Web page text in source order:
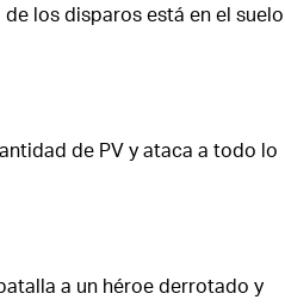
los disparos está en el suelo
de PV y ataca a todo lo
a un héroe derrotado y